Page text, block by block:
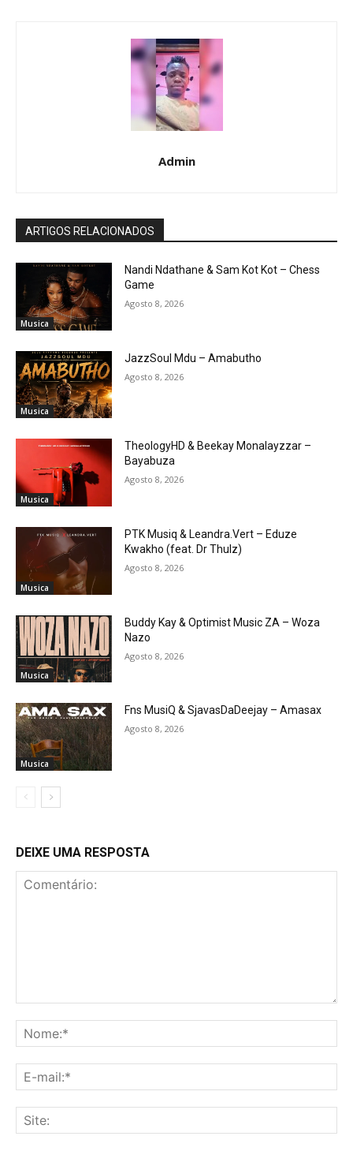
Admin
ARTIGOS RELACIONADOS
Musica
Nandi Ndathane & Sam Kot Kot – Chess
Game
Agosto 8, 2026
Musica
JazzSoul Mdu – Amabutho
Agosto 8, 2026
Musica
TheologyHD & Beekay Monalayzzar –
Bayabuza
Agosto 8, 2026
Musica
PTK Musiq & Leandra.Vert – Eduze
Kwakho (feat. Dr Thulz)
Agosto 8, 2026
Musica
Buddy Kay & Optimist Music ZA – Woza
Nazo
Agosto 8, 2026
Musica
Fns MusiQ & SjavasDaDeejay – Amasax
Agosto 8, 2026
DEIXE UMA RESPOSTA